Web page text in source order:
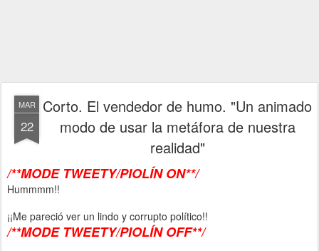
MAR
22
Corto. El vendedor de humo. "Un animado
modo de usar la metáfora de nuestra
realidad"
/**MODE TWEETY/PIOLÍN ON**/
Hummmm!!
¡¡Me pareció ver un lindo y corrupto político!!
/**MODE TWEETY/PIOLÍN OFF**/